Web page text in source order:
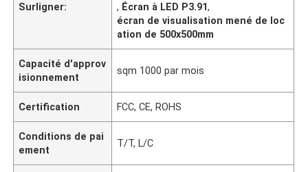
Surligner:
, Écran à LED P3.91,
écran de visualisation mené de loc
ation de 500x500mm
Capacité d'approv
isionnement
sqm 1000 par mois
Certification FCC, CE, ROHS
Conditions de pai
ement
T/T, L/C